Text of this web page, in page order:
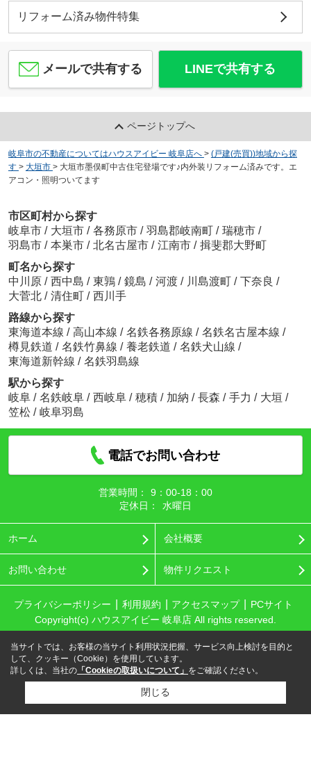
リフォーム済み物件特集
メールで共有する LINEで共有する
ページトップへ
岐阜市の不動産についてはハウスアイビー 岐阜店へ > (戸建(売買))地域から探
す > 大垣市 > 大垣市墨俣町中古住宅登場です♪内外装リフォーム済みです。エ
アコン・照明ついてます
市区町村から探す
岐阜市 / 大垣市 / 各務原市 / 羽島郡岐南町 / 瑞穂市 /
羽島市 / 本巣市 / 北名古屋市 / 江南市 / 揖斐郡大野町
町名から探す
中川原 / 西中島 / 東鶉 / 鏡島 / 河渡 / 川島渡町 / 下奈良 /
大菅北 / 清住町 / 西川手
路線から探す
東海道本線 / 高山本線 / 名鉄各務原線 / 名鉄名古屋本線 /
樽見鉄道 / 名鉄竹鼻線 / 養老鉄道 / 名鉄犬山線 /
東海道新幹線 / 名鉄羽島線
駅から探す
岐阜 / 名鉄岐阜 / 西岐阜 / 穂積 / 加納 / 長森 / 手力 / 大垣 /
笠松 / 岐阜羽島
電話でお問い合わせ
営業時間：
9：00‐18：00
定休日：
水曜日
ホーム 会社概要
お問い合わせ 物件リクエスト
プライバシーポリシー 利用規約 アクセスマップ
PCサイト
Copyright(c) ハウスアイビー 岐阜店 All rights reserved.
当サイトでは、お客様の当サイト利用状況把握、サービス向上検討を目的と
して、クッキー（Cookie）を使用しています。
詳しくは、当社の 「Cookieの取扱いについて」 をご確認ください。
閉じる